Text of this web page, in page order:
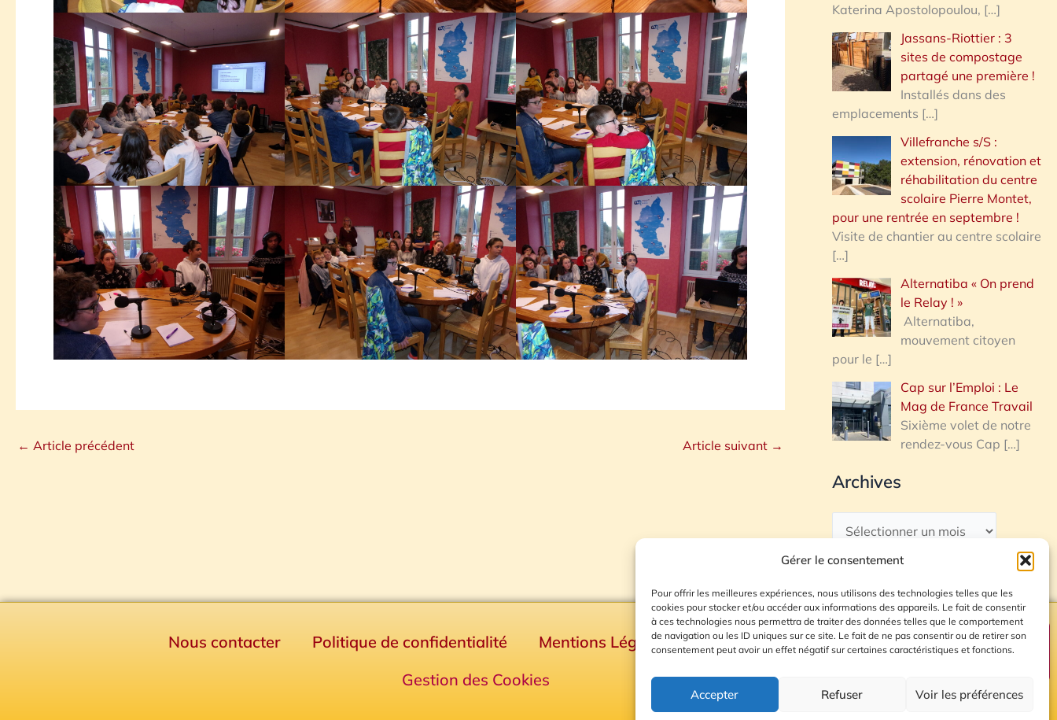
Gérer le consentement
Pour offrir les meilleures expériences, nous utilisons des technologies telles que les
cookies pour stocker et/ou accéder aux informations des appareils. Le fait de consentir
à ces technologies nous permettra de traiter des données telles que le comportement
de navigation ou les ID uniques sur ce site. Le fait de ne pas consentir ou de retirer son
consentement peut avoir un effet négatif sur certaines caractéristiques et fonctions.
Accepter Refuser Voir les préférences
← Article précédent Article suivant →
Katerina Apostolopoulou, […]
Jassans-Riottier : 3
sites de compostage
partagé une première !
Installés dans des
emplacements […]
Villefranche s/S :
extension, rénovation et
réhabilitation du centre
scolaire Pierre Montet,
pour une rentrée en septembre !
Visite de chantier au centre scolaire
[…]
Alternatiba « On prend
le Relay ! »
Alternatiba,
mouvement citoyen
pour le […]
Cap sur l’Emploi : Le
Mag de France Travail
Sixième volet de notre
rendez-vous Cap […]
Archives
Nous contacter Politique de confidentialité Mentions Légales
Plan du site
Gestion des Cookies